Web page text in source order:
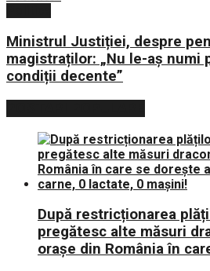
Ministrul Justiției, despre
magistraților: „Nu le-aș numi
condiții decente”
După restricționarea
pregătesc alte măsuri
orașe din România în